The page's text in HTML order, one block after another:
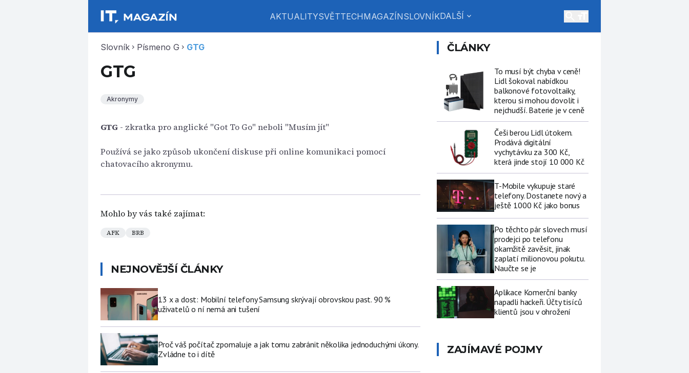
AKTUALITYSVĚTTECHMAGAZÍNSLOVNÍKDALŠÍ expand_more
Slovník chevron_right Písmeno G chevron_right GTG
GTG
Akronymy
GTG - zkratka pro anglické "Got To Go" neboli "Musím jít"
Používá se jako způsob ukončení diskuse při online komunikaci pomocí
chatovacího akronymu.
Mohlo by vás také zajímat:
AFK BRB
NEJNOVĚJŠÍ ČLÁNKY
13 x a dost: Mobilní telefony Samsung skrývají obrovskou past. 90 %
uživatelů o ní nemá ani tušení
Proč váš počítač zpomaluje a jak tomu zabránit několika jednoduchými úkony.
Zvládne to i dítě
ČLÁNKY
To musí být chyba v ceně!
Lidl šokoval nabídkou
balkonové fotovoltaiky,
kterou si mohou dovolit i
nejchudší. Baterie je v ceně
Češi berou Lidl útokem.
Prodává digitální
vychytávku za 300 Kč,
která jinde stojí 10 000 Kč
T-Mobile vykupuje staré
telefony. Dostanete nový a
ještě 1000 Kč jako bonus
Po těchto pár slovech musí
prodejci po telefonu
okamžitě zavěsit, jinak
zaplatí milionovou pokutu.
Naučte se je
Aplikace Komerční banky
napadli hackeři. Účty tisíců
klientů jsou v ohrožení
ZAJÍMAVÉ POJMY